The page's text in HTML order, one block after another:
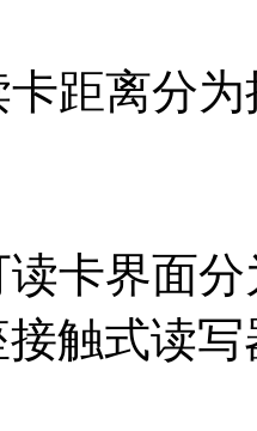
距离分为
卡界面分
触式读写